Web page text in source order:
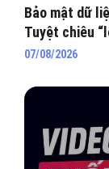
Bảo mật dữ
Tuyệt chiêu
07/08/2026